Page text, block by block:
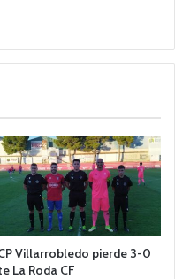
Villarrobledo pierde 3-0
La Roda CF